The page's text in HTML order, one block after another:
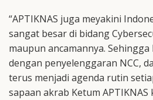
“APTIKNAS juga meyakini
sangat besar di bidang
maupun ancamannya.
dengan penyelenggaran NCC,
terus menjadi agenda rutin
sapaan akrab Ketum APTIKNAS